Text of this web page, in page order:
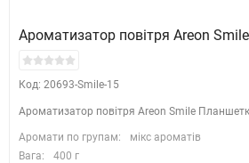
Ароматизатор повітря Areon
Код: 20693-Smile-15
Ароматизатор повітря Areon Smile
Аромати по групам:
мікс ароматів
Вага:
400 г